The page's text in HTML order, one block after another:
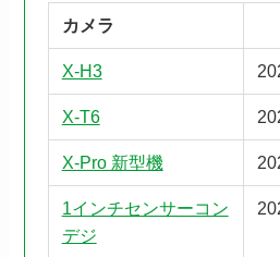
カメラ
X-H3
X-T6
X-Pro 新型機
1インチセンサーコン
デジ